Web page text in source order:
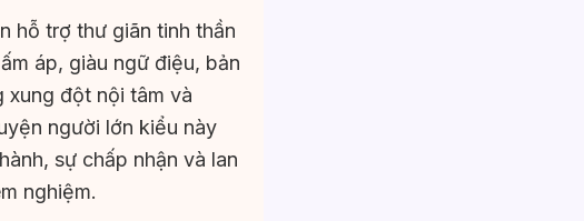
hỗ trợ thư giãn tinh thần
áp, giàu ngữ điệu, bản
xung đột nội tâm và
người lớn kiểu này
sự chấp nhận và lan
nghiệm.